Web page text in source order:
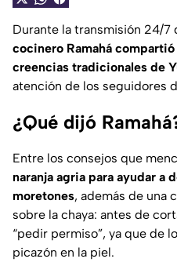
Durante la transmisión 24/7
cocinero Ramahá
creencias tradicionales de
atención de los seguidores
¿Qué dijó
Entre los consejos que
naranja agria para ayudar a
moretones, además de una
sobre la chaya: antes de
“pedir permiso”, ya que de
picazón en la piel.